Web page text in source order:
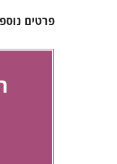
פרטים